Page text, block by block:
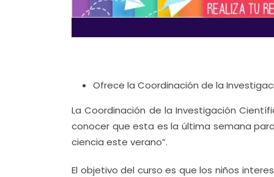
Ofrece la Coordinación de la
La Coordinación de la Investigación
conocer que esta es la última semana
ciencia este verano”.
El objetivo del curso es que los niños